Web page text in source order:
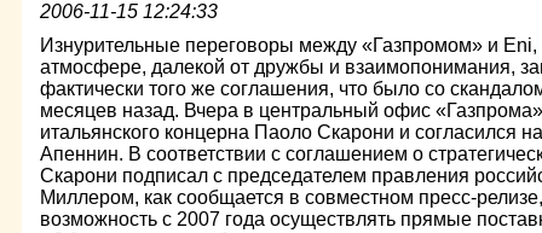
2006-11-15 12:24:33
Изнурительные переговоры между «Газпромом» и
атмосфере, далекой от дружбы и взаимопонимания,
фактически того же соглашения, что было со
месяцев назад. Вчера в центральный офис
итальянского концерна Паоло Скарони и согласился
Апеннин. В соответствии с соглашением о
Скарони подписал с председателем правления
Миллером, как сообщается в совместном пресс-
возможность c 2007 года осуществлять прямые